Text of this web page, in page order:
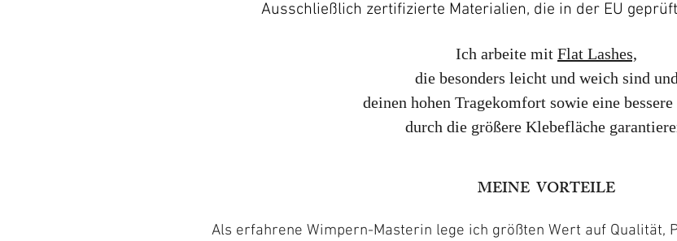
Ausschließlich zertifizierte Materialien, die in der EU
Ich arbeite mit Flat Lashes,
die besonders leicht und weich sind und
deinen hohen Tragekomfort sowie eine
durch die größere Klebefläche
MEINE VORTEILE
Als erfahrene Wimpern-Masterin lege ich größten Wert auf Qualität,